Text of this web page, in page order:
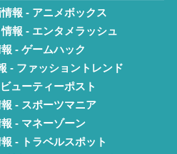
報 - アニメボックス
報 - エンタメラッシュ
- ゲームハック
- ファッショントレンド
ューティーポスト
- スポーツマニア
- マネーゾーン
- トラベルスポット